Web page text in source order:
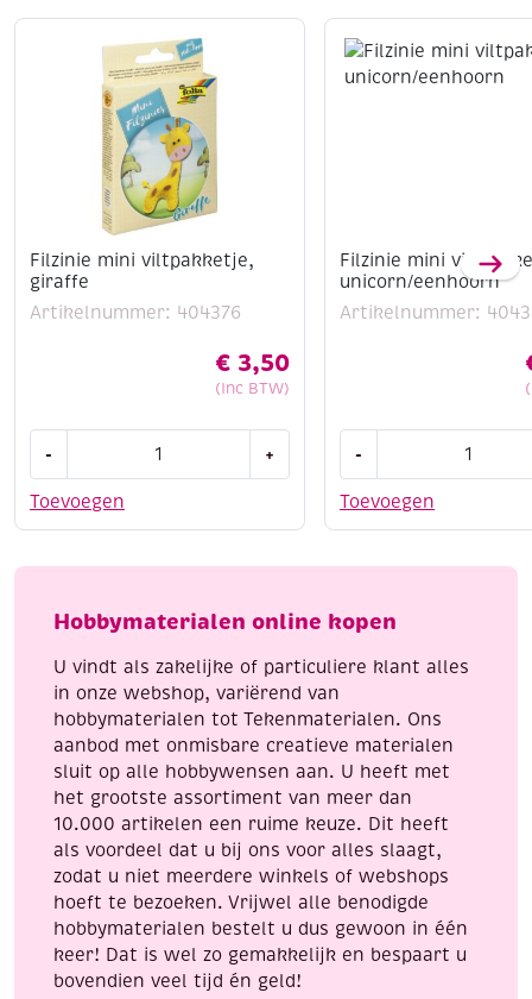
Filzinie mini viltpakketje,
giraffe
Artikelnummer: 404376
€ 3,50
(Inc BTW)
Toevoegen
-
viltpakketje,
+
Filzinie mini
unicorn/eenhoorn
Artikelnummer:
Toevoegen
-
viltpakketje,
Hobbymaterialen online kopen
U vindt als zakelijke of particuliere klant alles
in onze webshop, variërend van
hobbymaterialen tot Tekenmaterialen. Ons
aanbod met onmisbare creatieve materialen
sluit op alle hobbywensen aan. U heeft met
het grootste assortiment van meer dan
10.000 artikelen een ruime keuze. Dit heeft
als voordeel dat u bij ons voor alles slaagt,
zodat u niet meerdere winkels of webshops
hoeft te bezoeken. Vrijwel alle benodigde
hobbymaterialen bestelt u dus gewoon in één
keer! Dat is wel zo gemakkelijk en bespaart u
bovendien veel tijd én geld!